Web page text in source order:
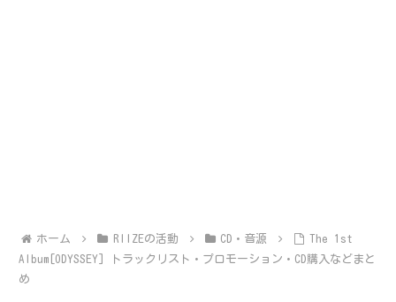
ホーム RIIZEの活動 CD・音源
The 1st
Album[ODYSSEY] トラックリスト・プロモーション・CD購入などまと
め